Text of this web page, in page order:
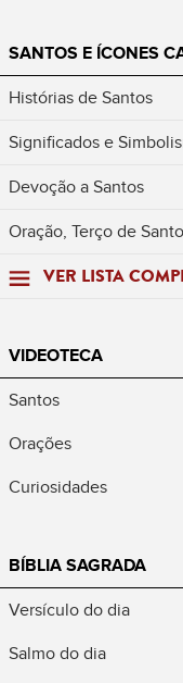
SANTOS E ÍCONES
Histórias de Santos
Significados e
Devoção a Santos
Oração, Terço de Santo
VER LISTA
VIDEOTECA
Santos
Orações
Curiosidades
BÍBLIA SAGRADA
Versículo do dia
Salmo do dia